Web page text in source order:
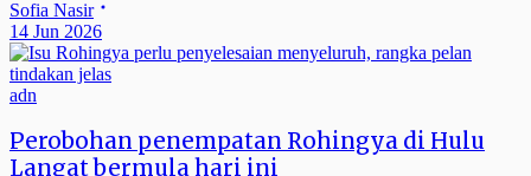
Sofia Nasir
14 Jun 2026
adn
Perobohan penempatan Rohingya di Hulu
Langat bermula hari ini